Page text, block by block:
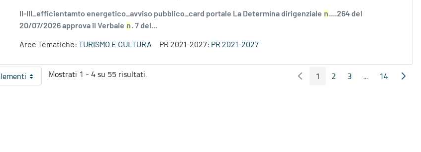
II-III_efficientamto energetico_avviso pubblico_card portale La Determina dirigenziale n....264 del
20/07/2026 approva il Verbale n. 7 del...
Aree Tematiche: TURISMO E CULTURA PR 2021-2027: PR 2021-2027
Per pagina
Mostrati 1 - 4 su 55 risultati. Pagina Precedente
Pagina
1 Pagina
2 Pagina
3 ...
PaginePagina
14